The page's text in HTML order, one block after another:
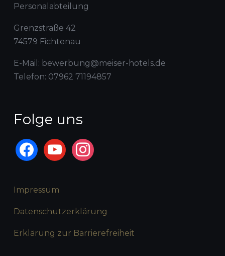
Personalabteilung
Grenzstraße 42
74579 Fichtenau
E-Mail: bewerbung@meiser-hotels.de
Telefon: 07962 71194857
Folge uns
Impressum
Datenschutzerklärung
Erklärung zur Barrierefreiheit